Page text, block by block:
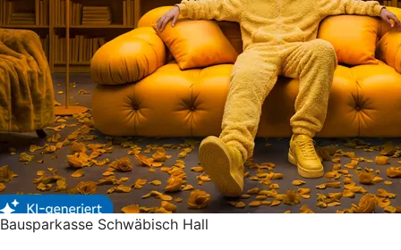
Bausparkasse Schwäbisch Hall